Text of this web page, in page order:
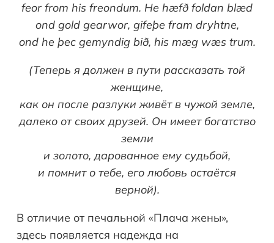
feor from his freondum. He hæfð foldan blæd
ond gold gearwor, gifeþe fram dryhtne,
ond he þec gemyndig bið, his mæg wæs trum.
(Теперь я должен в пути рассказать той
женщине,
как он после разлуки живёт в чужой земле,
далеко от своих друзей. Он имеет богатство
земли
и золото, дарованное ему судьбой,
и помнит о тебе, его любовь остаётся
верной).
В отличие от печальной «Плача жены»,
здесь появляется надежда на